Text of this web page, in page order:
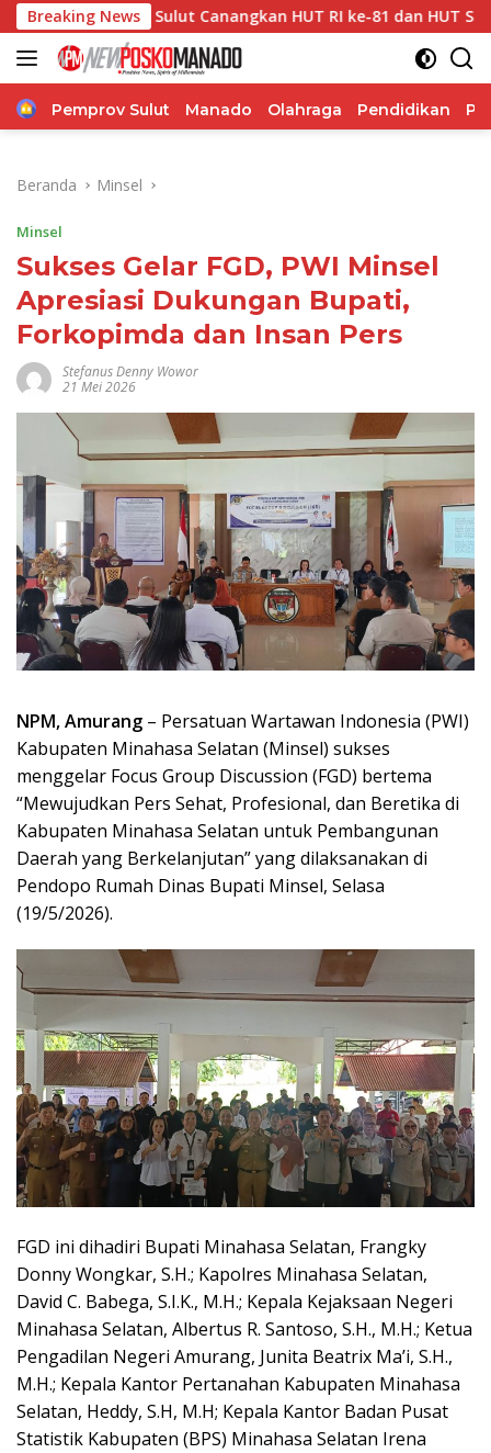
Langsung
ke
konten
Breaking News
Sulut Canangkan HUT RI ke-81 dan HUT Sulut ke-62,
Home
Pemprov Sulut Manado Olahraga Pendidikan
Beranda Minsel
Minsel
Sukses Gelar FGD, PWI Minsel
Apresiasi Dukungan Bupati,
Forkopimda dan Insan Pers
Stefanus Denny Wowor
21 Mei 2026
NPM, Amurang – Persatuan Wartawan Indonesia (PWI)
Kabupaten Minahasa Selatan (Minsel) sukses
menggelar Focus Group Discussion (FGD) bertema
“Mewujudkan Pers Sehat, Profesional, dan Beretika di
Kabupaten Minahasa Selatan untuk Pembangunan
Daerah yang Berkelanjutan” yang dilaksanakan di
Pendopo Rumah Dinas Bupati Minsel, Selasa
(19/5/2026).
FGD ini dihadiri Bupati Minahasa Selatan, Frangky
Donny Wongkar, S.H.; Kapolres Minahasa Selatan,
David C. Babega, S.I.K., M.H.; Kepala Kejaksaan Negeri
Minahasa Selatan, Albertus R. Santoso, S.H., M.H.; Ketua
Pengadilan Negeri Amurang, Junita Beatrix Ma’i, S.H.,
M.H.; Kepala Kantor Pertanahan Kabupaten Minahasa
Selatan, Heddy, S.H, M.H; Kepala Kantor Badan Pusat
Statistik Kabupaten (BPS) Minahasa Selatan Irena